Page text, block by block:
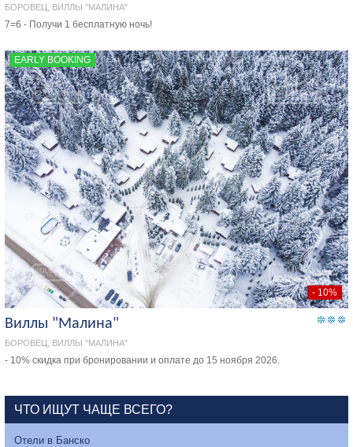
БОРОВЕЦ, ВИЛЛЫ "МАЛИНА"
7=6 - Получи 1 бесплатную ночь!
EARLY BOOKING
- 10%
Виллы "Малина"
БОРОВЕЦ, ВИЛЛЫ "МАЛИНА"
- 10% скидка при бронировании и оплате до 15 ноября 2026.
ЧТО ИЩУТ ЧАЩЕ ВСЕГО?
Отели в Банско